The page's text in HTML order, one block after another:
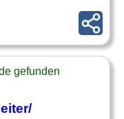
gefunden